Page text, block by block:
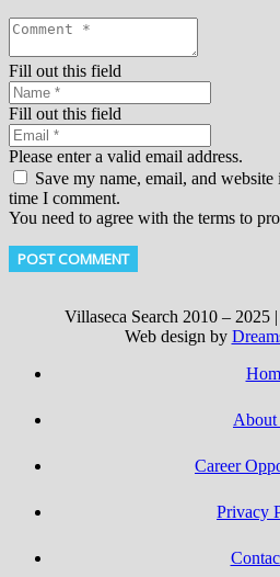
Fill out this field
Fill out this field
Please enter a valid email address.
Save my name, email, and
time I comment.
You need to agree with the terms to
POST COMMENT
Villaseca Search 2010 – 2025
Web design by
About
Career
Privacy